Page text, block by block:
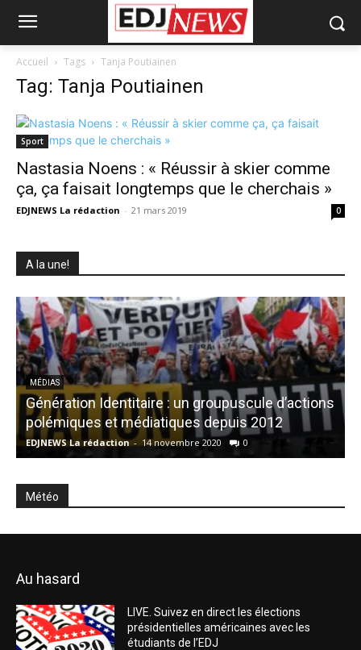
Accueil Tags Tanja Poutiainen
Tag: Tanja Poutiainen
Sport
Nastasia Noens : « Réussir à skier comme
ça, ça faisait longtemps que le cherchais »
EDJNEWS La rédaction - 21 mars 2019 0
A la une!
MÉDIAS
Génération Identitaire : un groupuscule d’actions
polémiques et médiatiques depuis 2012
EDJNEWS La rédaction - 14 novembre 2020 0
Météo
Au hasard
LIVE. Suivez en direct les élections
présidentielles américaines avec les
étudiants de l’EDJ